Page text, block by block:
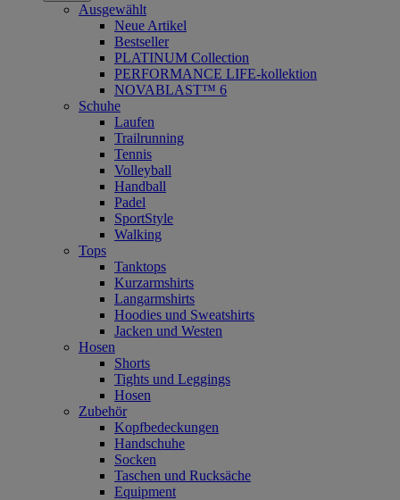
Ausgewählt
Neue Artikel
Bestseller
PLATINUM Collection
PERFORMANCE LIFE-kollektion
NOVABLAST™ 6
Schuhe
Laufen
Trailrunning
Tennis
Volleyball
Handball
Padel
SportStyle
Walking
Tops
Tanktops
Kurzarmshirts
Langarmshirts
Hoodies und Sweatshirts
Jacken und Westen
Hosen
Shorts
Tights und Leggings
Hosen
Zubehör
Kopfbedeckungen
Handschuhe
Socken
Taschen und Rucksäche
Equipment